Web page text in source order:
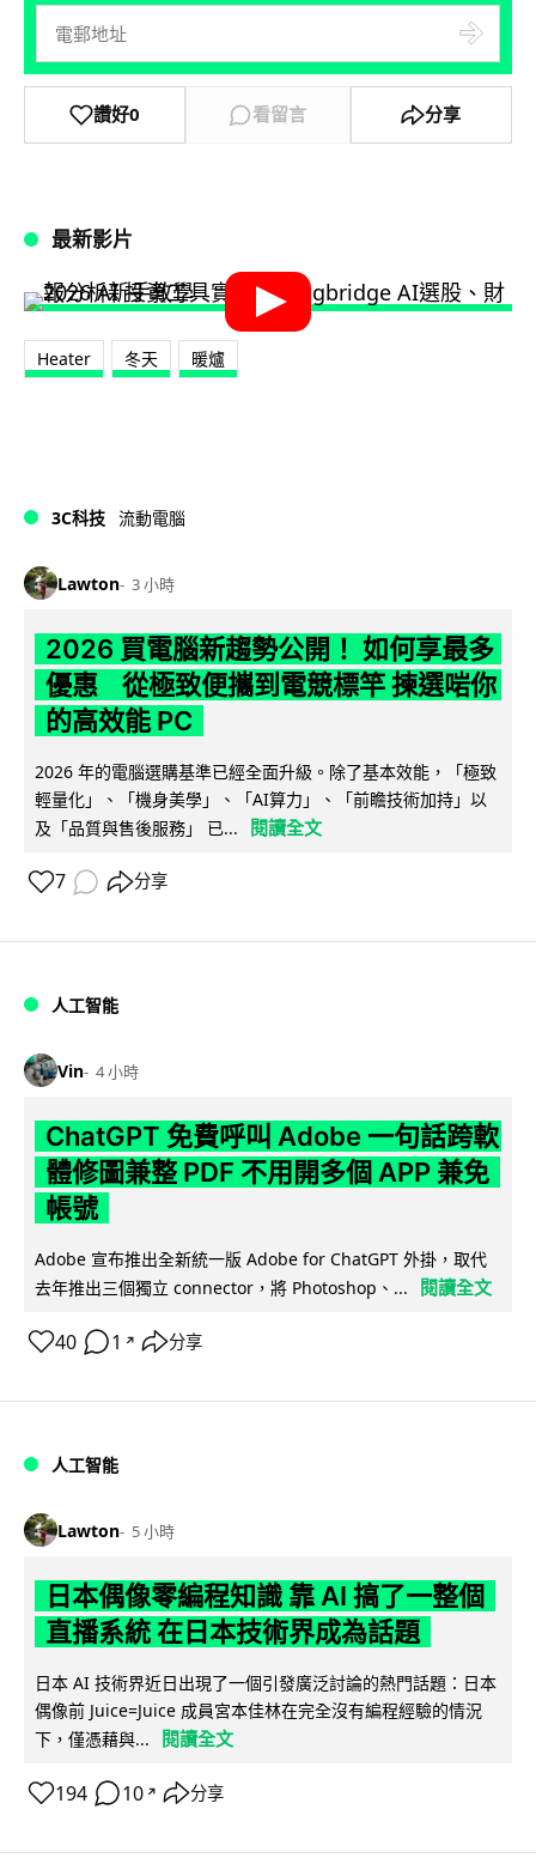
讚好0 看留言 分享
最新影片
Heater 冬天 暖爐
3C科技 流動電腦
Lawton 3 小時
2026 買電腦新趨勢公開！ 如何享最多
優惠 從極致便攜到電競標竿 揀選啱你
的高效能 PC
2026 年的電腦選購基準已經全面升級。除了基本效能，「極致
輕量化」、「機身美學」、「AI算力」、「前瞻技術加持」以
及「品質與售後服務」 已...
閱讀全文
7 分享
人工智能
Vin 4 小時
ChatGPT 免費呼叫 Adobe 一句話跨軟
體修圖兼整 PDF 不用開多個 APP 兼免
帳號
Adobe 宣布推出全新統一版 Adobe for ChatGPT 外掛，取代
去年推出三個獨立 connector，將 Photoshop、...
閱讀全文
40 1 ↗ 分享
人工智能
Lawton 5 小時
日本偶像零編程知識 靠 AI 搞了一整個
直播系統 在日本技術界成為話題
日本 AI 技術界近日出現了一個引發廣泛討論的熱門話題：日本
偶像前 Juice=Juice 成員宮本佳林在完全沒有編程經驗的情況
下，僅憑藉與...
閱讀全文
194 10 ↗ 分享